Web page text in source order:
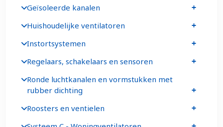
Geïsoleerde kanalen
Huishoudelijke ventilatoren
Instortsystemen
Regelaars, schakelaars en sensoren
Ronde luchtkanalen en vormstukken met
rubber dichting
Roosters en ventielen